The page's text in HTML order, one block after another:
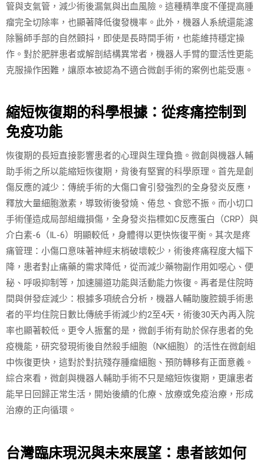
管與支氣管，減少術後漏氣與出血風險。這種精準度不僅提高腫
瘤完全切除率，也顯著降低復發機率。此外，機器人系統還能濾
除醫師手部的自然顫抖，即使是長時間手術，也能維持穩定操
作。對於肥胖患者或解剖結構異常者，機器人手臂的靈活性更能
克服操作困難，讓原本被認為不適合微創手術的案例也能受惠。
縮短恢復期的科學根據：從疼痛控制到
免疫功能
恢復期的長短直接影響患者的心理與生理負擔。微創與機器人輔
助手術之所以能縮短恢復期，背後有堅實的科學原理。首先是創
傷反應的減少：傳統手術的大傷口會引發強烈的全身發炎反應，
釋放大量細胞激素，導致術後發燒、倦怠、食慾不振。而小切口
手術僅造成局部組織損傷，全身發炎指標如C反應蛋白（CRP）與
介白素-6（IL-6）明顯較低，身體得以更快恢復平衡。其次是疼
痛管理：小傷口意味著神經末梢破壞較少，術後疼痛程度大幅下
降，患者對止痛藥的需求降低，從而減少藥物副作用如噁心、便
秘、呼吸抑制等，加速腸道功能與活動能力恢復。再者是住院時
間與併發症減少：根據多項統合分析，機器人輔助腹腔鏡手術患
者的平均住院日數比傳統手術減少約2至4天，術後30天內再入院
率也顯著較低。更令人振奮的是，微創手術有助於保存患者的免
疫機能，研究發現術後自然殺手細胞（NK細胞）的活性在微創組
中恢復更快，這對於對抗殘存腫瘤細胞、預防轉移有正面意義。
綜合來看，微創與機器人輔助手術不只是縮短恢復期，更讓患者
能早日回歸正常生活，開始後續的化療、放療或免疫治療，形成
治療的正向循環。
台灣臨床現況與未來展望：患者該如何